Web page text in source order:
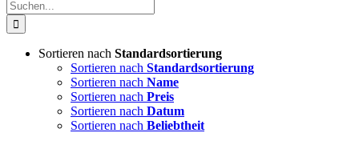
Suche
nach:
Sortieren nach Standardsortierung
Sortieren nach Standardsortierung
Sortieren nach Name
Sortieren nach Preis
Sortieren nach Datum
Sortieren nach Beliebtheit